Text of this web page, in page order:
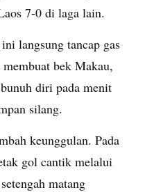
7-0 di laga lain.
langsung tancap gas
bek Makau,
diri pada menit
silang.
keunggulan. Pada
gol cantik melalui
matang